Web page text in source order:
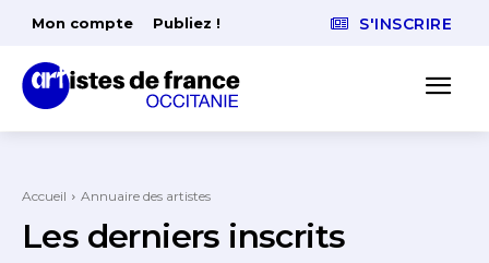
Mon compte Publiez ! S'INSCRIRE
Accueil Annuaire des artistes
Les derniers inscrits